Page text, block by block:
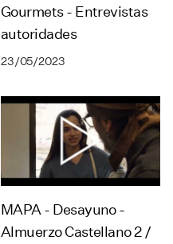
Gourmets - Entrevistas
autoridades
23/05/2023
MAPA - Desayuno -
Almuerzo Castellano 2 /